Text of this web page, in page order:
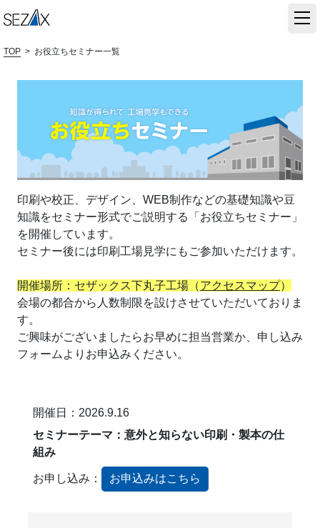
TOP > お役立ちセミナー一覧
印刷や校正、デザイン、WEB制作などの基礎知識や豆
知識をセミナー形式でご説明する「お役立ちセミナー」
を開催しています。
セミナー後には印刷工場見学にもご参加いただけます。​
開催場所：セザックス下丸子工場（アクセスマップ）
会場の都合から人数制限を設けさせていただいておりま
す。​
ご興味がございましたらお早めに担当営業か、申し込み
フォームよりお申込みください。​
開催日： 2026.9.16
セミナーテーマ：意外と知らない印刷・製本の仕
組み
お申し込み： お申込みはこちら